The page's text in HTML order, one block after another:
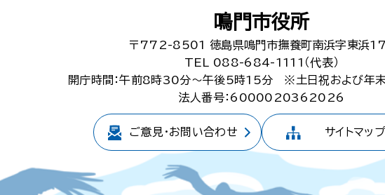
鳴門市役所
〒772-8501
徳島県鳴門市撫養町南浜字東浜
TEL 088-684-1111（代表）
開庁時間：午前8時30分～午後5時15分
※土日祝および年
法人番号：6000020362026
ご意見・お問い合わせ サイトマップ